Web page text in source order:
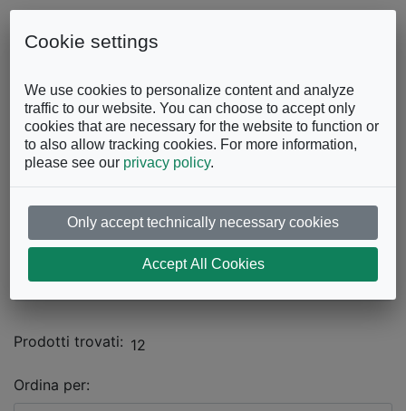
Skip to content
FacebookInstagramYouTube
Catalogo
DIVANI E POLTRONE Divani con Penisola
Prodotti trovati: 12
Ordina per:
Cookie settings
We use cookies to personalize content and analyze
traffic to our website. You can choose to accept only
cookies that are necessary for the website to function or
to also allow tracking cookies. For more information,
please see our privacy policy.
Only accept technically necessary cookies
Accept All Cookies